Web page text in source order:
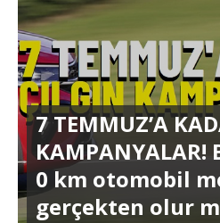
7 TEMMUZ’A
0 km otomobil
gerçekten olur